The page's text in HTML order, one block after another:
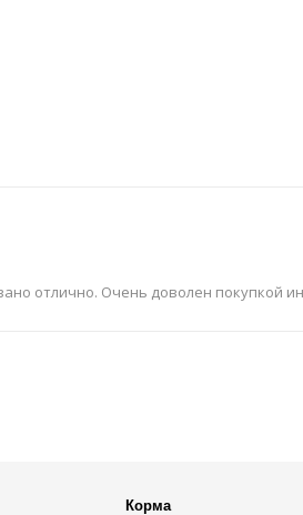
отлично. Очень доволен покупкой
Корма